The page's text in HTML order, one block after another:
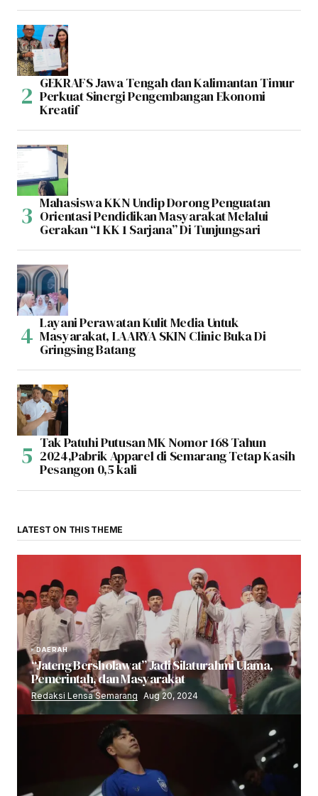
GEKRAFS Jawa Tengah dan Kalimantan Timur
Perkuat Sinergi Pengembangan Ekonomi
Kreatif
Mahasiswa KKN Undip Dorong Penguatan
Orientasi Pendidikan Masyarakat Melalui
Gerakan “1 KK 1 Sarjana” Di Tunjungsari
Layani Perawatan Kulit Media Untuk
Masyarakat, LAARYA SKIN Clinic Buka Di
Gringsing Batang
Tak Patuhi Putusan MK Nomor 168 Tahun
2024,Pabrik Apparel di Semarang Tetap Kasih
Pesangon 0,5 kali
LATEST ON THIS THEME
DAERAH
“Jateng Bersholawat” Jadi Silaturahmi Ulama,
Pemerintah, dan Masyarakat
Redaksi Lensa Semarang Aug 20, 2024